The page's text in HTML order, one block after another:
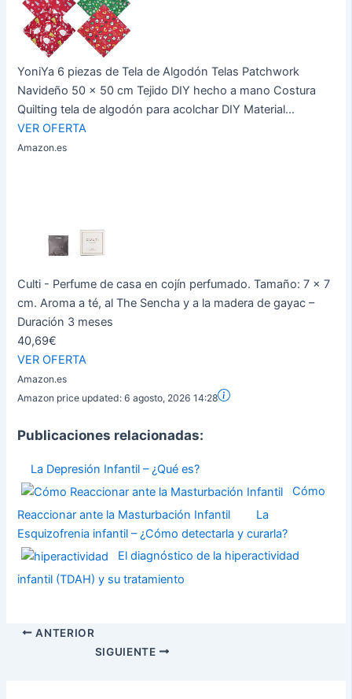
YoniYa 6 piezas de Tela de Algodón Telas Patchwork
Navideño 50 x 50 cm Tejido DIY hecho a mano Costura
Quilting tela de algodón para acolchar DIY Material...
VER OFERTA
Amazon.es
Culti - Perfume de casa en cojín perfumado. Tamaño: 7 x 7
cm. Aroma a té, al The Sencha y a la madera de gayac –
Duración 3 meses
40,69€
VER OFERTA
Amazon.es
Amazon price updated:6 agosto, 2026 14:28
Publicaciones relacionadas:
La Depresión Infantil – ¿Qué es?
Cómo
Reaccionar ante la Masturbación Infantil
La
Esquizofrenia infantil – ¿Cómo detectarla y curarla?
El diagnóstico de la hiperactividad
infantil (TDAH) y su tratamiento
ANTERIOR
SIGUIENTE